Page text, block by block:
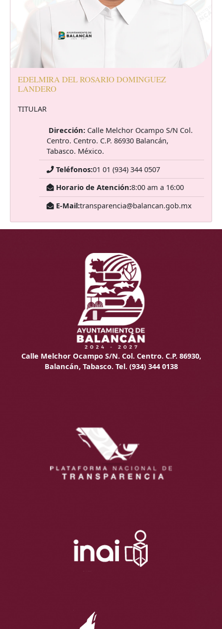
EDELMIRA DEL ROSARIO DOMINGUEZ
LANDERO
TITULAR
Dirección: Calle Melchor Ocampo S/N Col.
Centro. Centro. C.P. 86930 Balancán,
Tabasco. México.
Teléfonos:01 01 (934) 344 0507
Horario de Atención:8:00 am a 16:00
E-Mail:transparencia@balancan.gob.mx
Calle Melchor Ocampo S/N. Col. Centro. C.P. 86930,
Balancán, Tabasco. Tel. (934) 344 0138